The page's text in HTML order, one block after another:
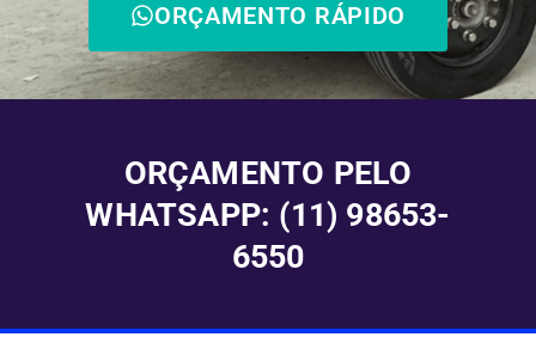
ORÇAMENTO RÁPIDO
ORÇAMENTO PELO
WHATSAPP: (11) 98653-
6550